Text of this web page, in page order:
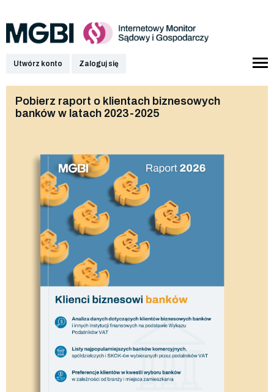
Utwórz konto Zaloguj się
Pobierz raport o klientach biznesowych
banków w latach 2023-2025